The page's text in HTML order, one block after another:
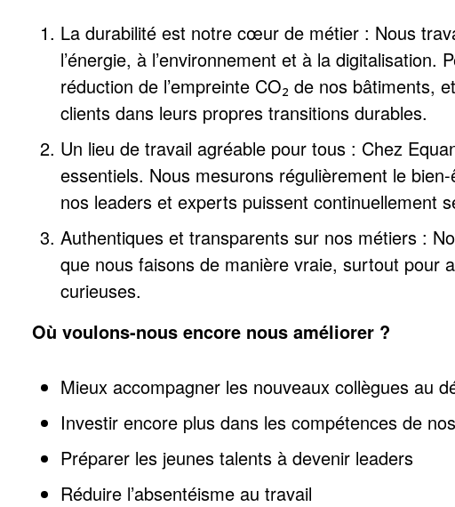
La durabilité est notre cœur de métier : Nous
l’énergie, à l’environnement et à la digitalisation.
réduction de l’empreinte CO₂ de nos bâtiments,
clients dans leurs propres transitions durables.
Un lieu de travail agréable pour tous : Chez
essentiels. Nous mesurons régulièrement le
nos leaders et experts puissent continuellement
Authentiques et transparents sur nos métiers :
que nous faisons de manière vraie, surtout pour
curieuses.
Où voulons-nous encore nous améliorer ?
Mieux accompagner les nouveaux collègues au
Investir encore plus dans les compétences de
Préparer les jeunes talents à devenir leaders
Réduire l’absentéisme au travail